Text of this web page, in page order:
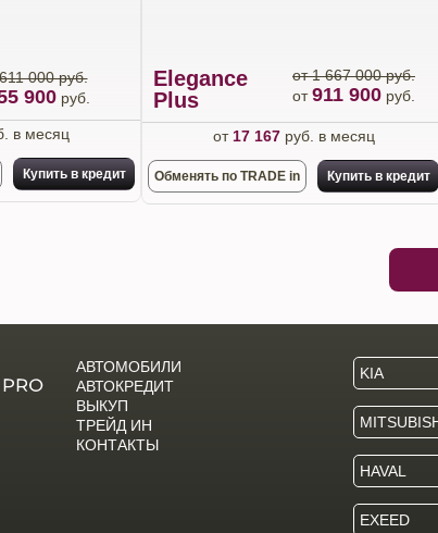
000 руб.
900руб.
в месяц
Купить в кредит
Elegance
Plus
от 1 667 000 руб.
от911 900 руб.
от 17 167руб. в месяц
Обменять по TRADE in Купить в кредит
АВТОМОБИЛИ
АВТОКРЕДИТ
ВЫКУП
ТРЕЙД ИН
КОНТАКТЫ
KIA
HAVAL
EXEED